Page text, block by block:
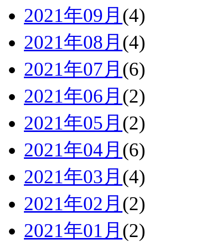
2021年09月 (4)
2021年08月 (4)
2021年07月 (6)
2021年06月 (2)
2021年05月 (2)
2021年04月 (6)
2021年03月 (4)
2021年02月 (2)
2021年01月 (2)